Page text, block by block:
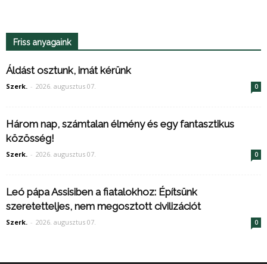
Friss anyagaink
Áldást osztunk, imát kérünk
Szerk. - 2026. augusztus 07. 0
Három nap, számtalan élmény és egy fantasztikus
közösség!
Szerk. - 2026. augusztus 07. 0
Leó pápa Assisiben a fiatalokhoz: Építsünk
szeretetteljes, nem megosztott civilizációt
Szerk. - 2026. augusztus 07. 0